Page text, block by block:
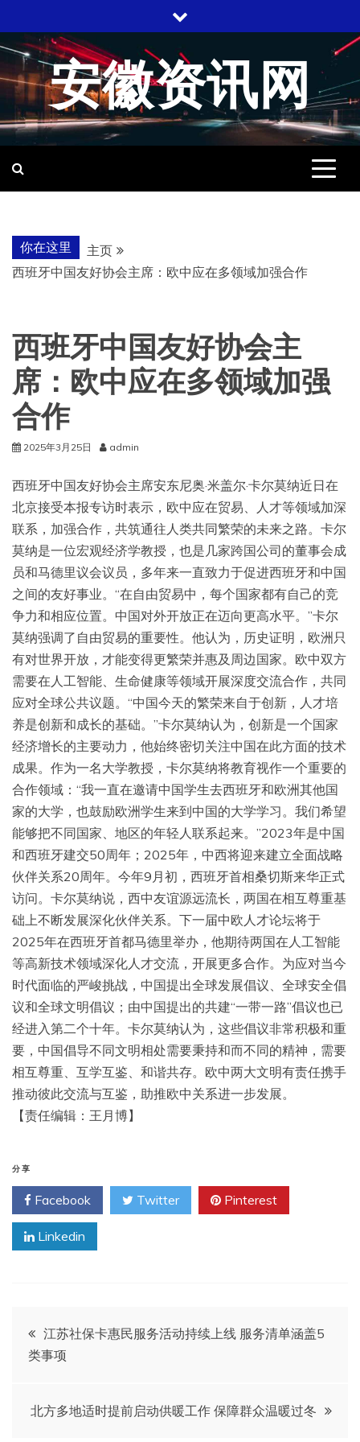
至
内
容
安徽资讯网
你在这里
主页
西班牙中国友好协会主席：欧中应在多领域加强合作
西班牙中国友好协会主
席：欧中应在多领域加强
合作
2025年3月25日 admin
西班牙中国友好协会主席安东尼奥·米盖尔·卡尔莫纳近日在
北京接受本报专访时表示，欧中应在贸易、人才等领域加深
联系，加强合作，共筑通往人类共同繁荣的未来之路。卡尔
莫纳是一位宏观经济学教授，也是几家跨国公司的董事会成
员和马德里议会议员，多年来一直致力于促进西班牙和中国
之间的友好事业。“在自由贸易中，每个国家都有自己的竞
争力和相应位置。中国对外开放正在迈向更高水平。”卡尔
莫纳强调了自由贸易的重要性。他认为，历史证明，欧洲只
有对世界开放，才能变得更繁荣并惠及周边国家。欧中双方
需要在人工智能、生命健康等领域开展深度交流合作，共同
应对全球公共议题。“中国今天的繁荣来自于创新，人才培
养是创新和成长的基础。”卡尔莫纳认为，创新是一个国家
经济增长的主要动力，他始终密切关注中国在此方面的技术
成果。作为一名大学教授，卡尔莫纳将教育视作一个重要的
合作领域：“我一直在邀请中国学生去西班牙和欧洲其他国
家的大学，也鼓励欧洲学生来到中国的大学学习。我们希望
能够把不同国家、地区的年轻人联系起来。”2023年是中国
和西班牙建交50周年；2025年，中西将迎来建立全面战略
伙伴关系20周年。今年9月初，西班牙首相桑切斯来华正式
访问。卡尔莫纳说，西中友谊源远流长，两国在相互尊重基
础上不断发展深化伙伴关系。下一届中欧人才论坛将于
2025年在西班牙首都马德里举办，他期待两国在人工智能
等高新技术领域深化人才交流，开展更多合作。为应对当今
时代面临的严峻挑战，中国提出全球发展倡议、全球安全倡
议和全球文明倡议；由中国提出的共建“一带一路”倡议也已
经进入第二个十年。卡尔莫纳认为，这些倡议非常积极和重
要，中国倡导不同文明相处需要秉持和而不同的精神，需要
相互尊重、互学互鉴、和谐共存。欧中两大文明有责任携手
推动彼此交流与互鉴，助推欧中关系进一步发展。
【责任编辑：王月博】
分享
Facebook Twitter Pinterest
Linkedin
文
章
导
江苏社保卡惠民服务活动持续上线 服务清单涵盖5
类事项
北方多地适时提前启动供暖工作 保障群众温暖过冬